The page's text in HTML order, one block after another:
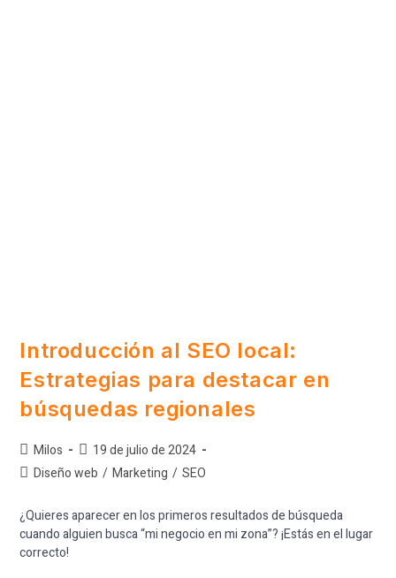
Introducción al SEO local:
Estrategias para destacar en
búsquedas regionales
Milos
19 de julio de 2024
Diseño web / Marketing / SEO
¿Quieres aparecer en los primeros resultados de búsqueda
cuando alguien busca “mi negocio en mi zona”? ¡Estás en el lugar
correcto!